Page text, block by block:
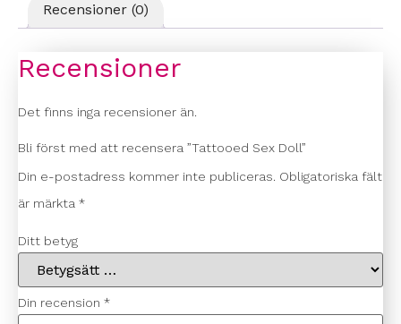
Recensioner (0)
Recensioner
Det finns inga recensioner än.
Bli först med att recensera ”Tattooed Sex Doll”
Din e-postadress kommer inte publiceras. Obligatoriska fält
är märkta *
Ditt betyg
Din recension *